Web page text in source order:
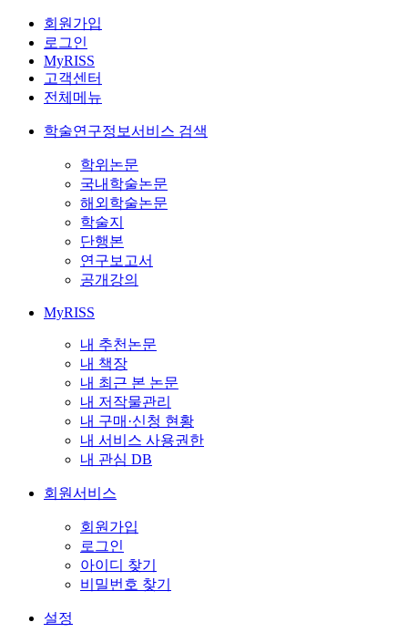
회원가입
로그인
MyRISS
고객센터
전체메뉴
학술연구정보서비스 검색
학위논문
국내학술논문
해외학술논문
학술지
단행본
연구보고서
공개강의
MyRISS
내 추천논문
내 책장
내 최근 본 논문
내 저작물관리
내 구매·신청 현황
내 서비스 사용권한
내 관심 DB
회원서비스
회원가입
로그인
아이디 찾기
비밀번호 찾기
설정